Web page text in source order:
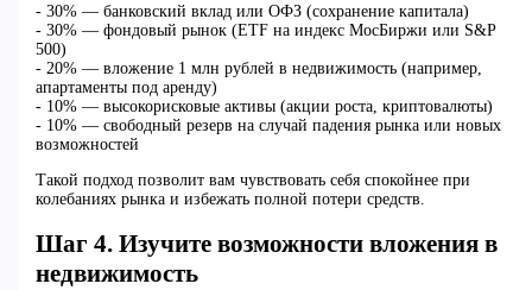
- 30% — банковский вклад или ОФЗ (сохранение капитала)
- 30% — фондовый рынок (ETF на индекс МосБиржи или S&P
500)
- 20% — вложение 1 млн рублей в недвижимость (например,
апартаменты под аренду)
- 10% — высокорисковые активы (акции роста, криптовалюты)
- 10% — свободный резерв на случай падения рынка или новых
возможностей
Такой подход позволит вам чувствовать себя спокойнее при
колебаниях рынка и избежать полной потери средств.
Шаг 4. Изучите возможности вложения в
недвижимость